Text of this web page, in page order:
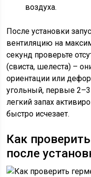
воздуха.
После установки
вентиляцию на
секунд проверьте
(свиста, шелеста) –
ориентации или
угольный, первые
легкий запах
быстро исчезает.
Как
после